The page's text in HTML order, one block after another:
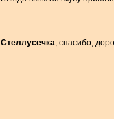
Стеллусечка, спасибо,